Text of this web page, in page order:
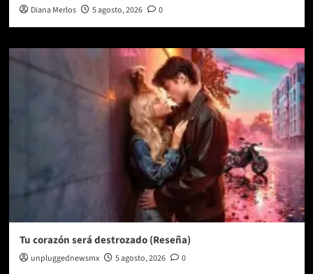
Diana Merlos 5 agosto, 2026 0
Tu corazón será destrozado (Reseña)
unpluggednewsmx 5 agosto, 2026 0